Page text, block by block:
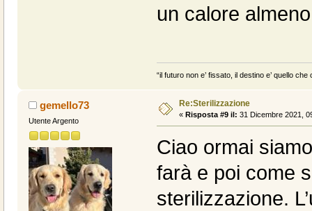
un calore
“il futuro non e’ fissato, il destino e’ quello
gemello73
Utente Argento
Re:Sterilizzazione
« Risposta #9 il: 31 Dicembre 2021,
Ciao ormai
farà e poi come
sterilizzazione.